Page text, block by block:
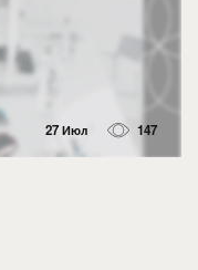
27 Июл 147